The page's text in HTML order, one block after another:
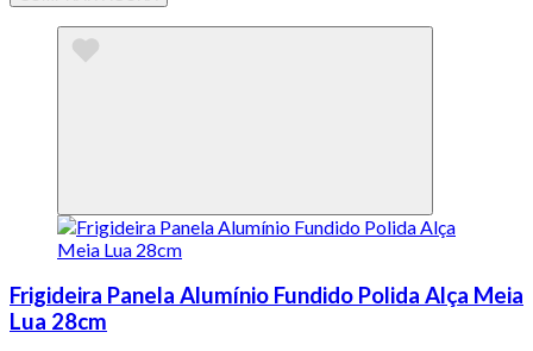
Frigideira Panela Alumínio Fundido Polida Alça Meia
Lua 28cm